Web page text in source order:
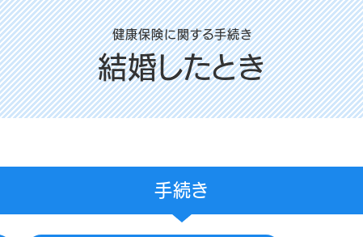
健康保険に関する手続き
結婚したとき
手続き